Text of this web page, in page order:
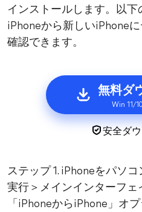
インストールします。以
iPhoneから新しいiPhone
確認できます。
無料ダ
Win 11/
安全ダ
ステップ 1. iPhoneをパソ
実行＞メインインターフェ
「iPhoneからiPhone」オ